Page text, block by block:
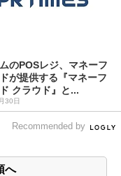
のPOSレジ、マネーフ
が提供する『マネーフ
クラウド』と...
30日
Recommended by
へ